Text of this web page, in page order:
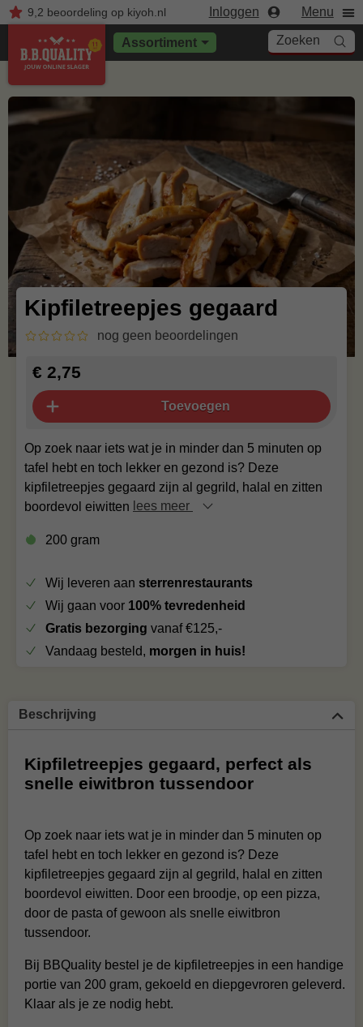
9,2 beoordelingop kiyoh.nl Inloggen Menu
Assortiment Zoeken
Kipfiletreepjes gegaard
nog geen beoordelingen
Op zoek naar iets wat je in minder dan 5 minuten op
tafel hebt en toch lekker en gezond is? Deze
kipfiletreepjes gegaard zijn al gegrild, halal en zitten
boordevol eiwitten lees meer
200 gram
€ 2,75
Toevoegen
Wij leveren aan sterrenrestaurants
Wij gaan voor 100% tevredenheid
Gratis bezorging vanaf €125,-
Vandaag besteld, morgen in huis!
Beschrijving
Kipfiletreepjes gegaard, perfect als
snelle eiwitbron tussendoor
Op zoek naar iets wat je in minder dan 5 minuten op
tafel hebt en toch lekker en gezond is? Deze
kipfiletreepjes gegaard zijn al gegrild, halal en zitten
boordevol eiwitten. Door een broodje, op een pizza,
door de pasta of gewoon als snelle eiwitbron
tussendoor.
Bij BBQuality bestel je de kipfiletreepjes in een handige
portie van 200 gram, gekoeld en diepgevroren geleverd.
Klaar als je ze nodig hebt.